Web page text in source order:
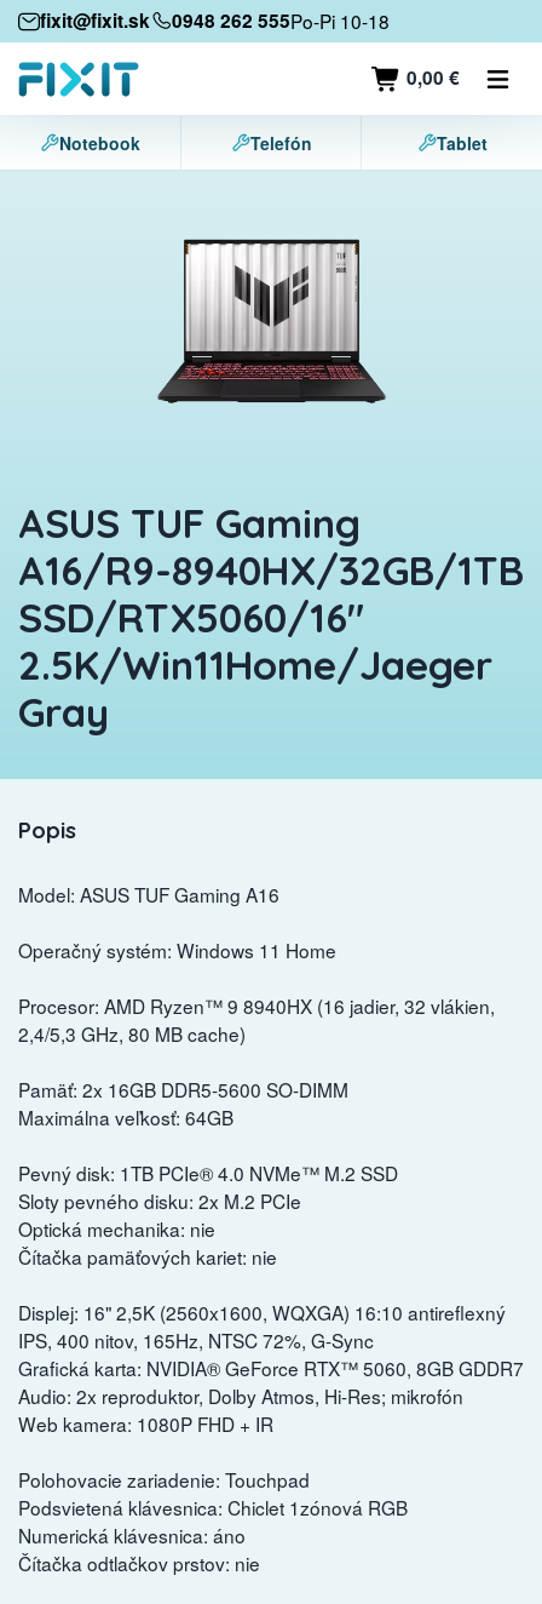
fixit@fixit.sk 0948 262 555Po-Pi 10-18
0,00 €
Mobilné zariadenia
Mobilné telefóny
Tablety
Notebook Telefón Tablet
ASUS TUF Gaming
A16/R9-8940HX/32GB/1TB
SSD/RTX5060/16"
2.5K/Win11Home/Jaeger
Gray
Popis
Model: ASUS TUF Gaming A16
Operačný systém: Windows 11 Home
Procesor: AMD Ryzen™ 9 8940HX (16 jadier, 32 vlákien,
2,4/5,3 GHz, 80 MB cache)
Pamäť: 2x 16GB DDR5-5600 SO-DIMM
Maximálna veľkosť: 64GB
Pevný disk: 1TB PCIe® 4.0 NVMe™ M.2 SSD
Sloty pevného disku: 2x M.2 PCIe
Optická mechanika: nie
Čítačka pamäťových kariet: nie
Displej: 16" 2,5K (2560x1600, WQXGA) 16:10 antireflexný
IPS, 400 nitov, 165Hz, NTSC 72%, G-Sync
Grafická karta: NVIDIA® GeForce RTX™ 5060, 8GB GDDR7
Audio: 2x reproduktor, Dolby Atmos, Hi-Res; mikrofón
Web kamera: 1080P FHD + IR
Polohovacie zariadenie: Touchpad
Podsvietená klávesnica: Chiclet 1zónová RGB
Numerická klávesnica: áno
Čítačka odtlačkov prstov: nie